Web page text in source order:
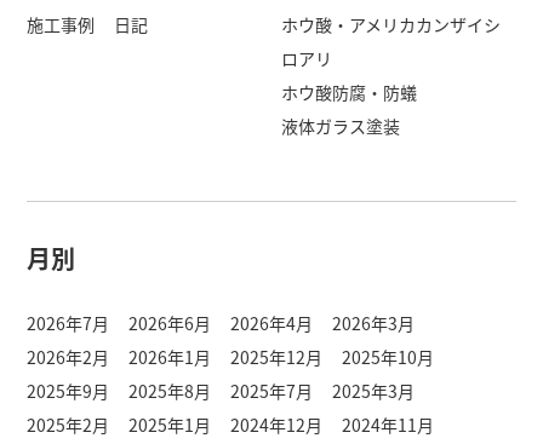
ョ
施工事例
日記
ホウ酸・アメリカカンザイシ
ロアリ
ホウ酸防腐・防蟻
液体ガラス塗装
月別
2026年7月 2026年6月 2026年4月
2026年3月
2026年2月
2026年1月 2025年12月
2025年10月
2025年9月
2025年8月 2025年7月
2025年3月
2025年2月
2025年1月 2024年12月
2024年11月